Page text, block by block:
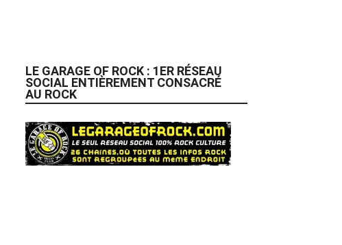
LE GARAGE OF ROCK : 1ER RÉSEAU
SOCIAL ENTIÈREMENT CONSACRÉ
AU ROCK